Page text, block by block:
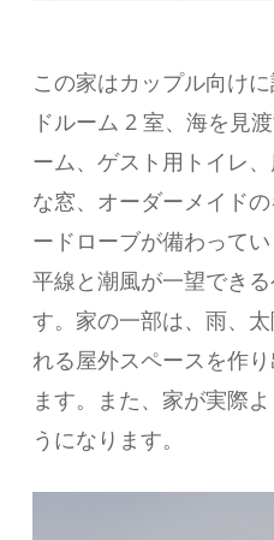
この家はカップル向け
ドルーム 2 室、海を見
ーム、ゲスト用トイレ
な窓、オーダーメイド
ードローブが備わって
平線と潮風が一望でき
す。家の一部は、雨、
れる屋外スペースを作
ます。また、家が実際
うになります。